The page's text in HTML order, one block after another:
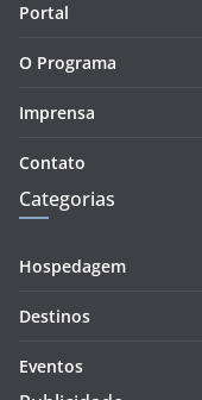
Portal
O Programa
Imprensa
Contato
Categorias
Hospedagem
Destinos
Eventos